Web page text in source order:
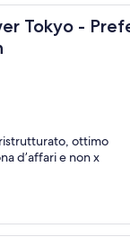
Tokyo -
Preferred Hotels
ottimo
d’affari e non x